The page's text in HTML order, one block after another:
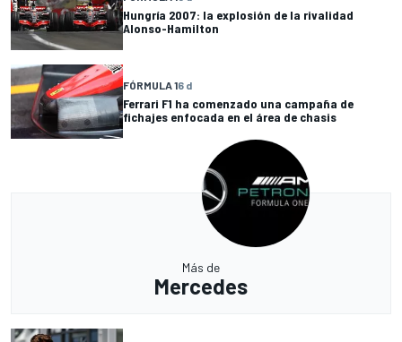
Hungría 2007: la explosión de la rivalidad
Alonso-Hamilton
FÓRMULA 16 d
Ferrari F1 ha comenzado una campaña de
fichajes enfocada en el área de chasis
Más de
Mercedes